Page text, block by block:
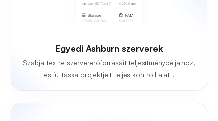
Egyedi Ashburn szerverek
Szabja testre szervererőforrásait teljesítménycéljaihoz,
és futtassa projektjeit teljes kontroll alatt.